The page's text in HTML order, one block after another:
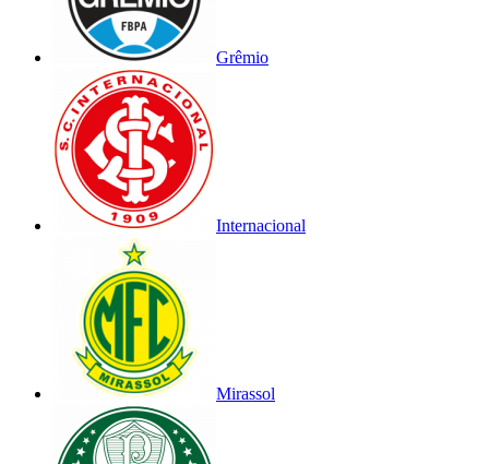
Grêmio
Internacional
Mirassol